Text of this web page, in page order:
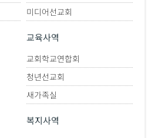
미디어선교회
교육사역
교회학교연합회
청년선교회
새가족실
복지사역